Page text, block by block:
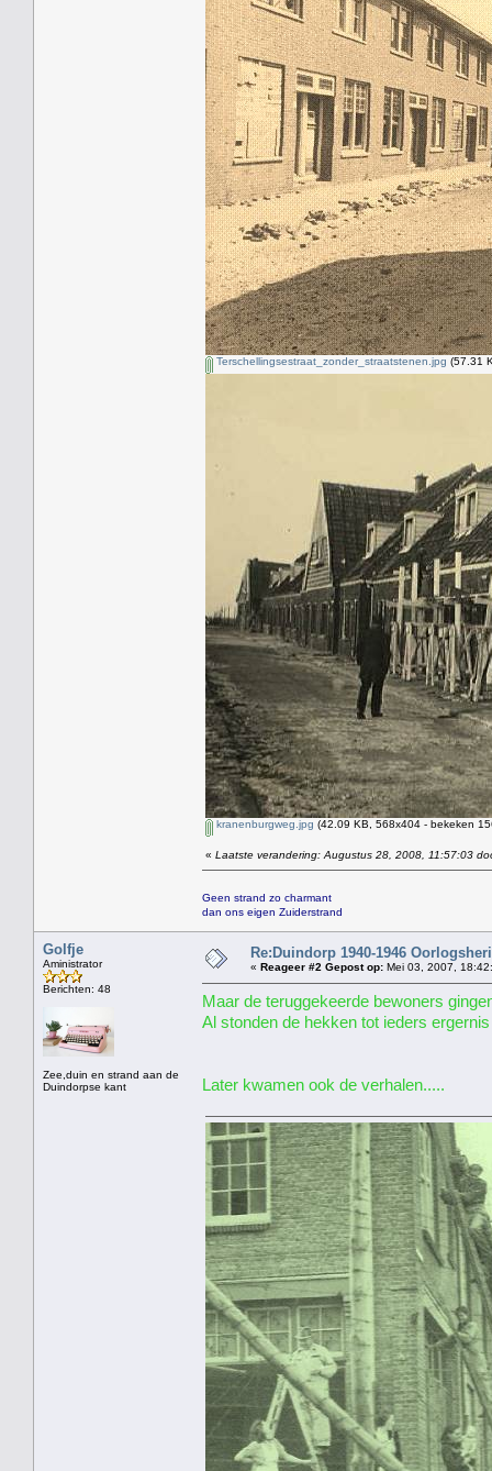
Terschellingsestraat_zonder_straatstenen.jpg (57.31
kranenburgweg.jpg (42.09 KB, 568x404 - bekeken
« Laatste verandering: Augustus 28, 2008, 11:57:03
Geen strand zo charmant
dan ons eigen Zuiderstrand
Golfje
Aministrator
Berichten: 48
Zee,duin en strand aan de
Duindorpse kant
Re:Duindorp 1940-1946
« Reageer #2 Gepost op: Mei 03, 2007,
Maar de teruggekeerde bewoners
Al stonden de hekken tot ieders
Later kwamen ook de verhalen.....